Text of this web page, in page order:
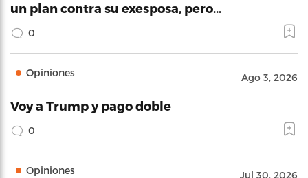
un plan contra su exesposa, pero…
0
Opiniones Ago 3, 2026
Voy a Trump y pago doble
0
Opiniones Jul 30, 2026